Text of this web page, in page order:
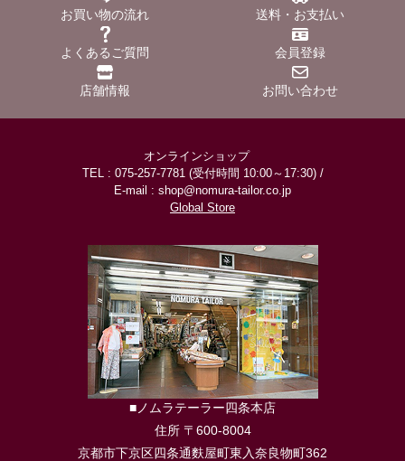
お買い物の流れ 送料・お支払い
よくあるご質問 会員登録
店舗情報 お問い合わせ
オンラインショップ
TEL : 075-257-7781 (受付時間 10:00～17:30) /
E-mail : shop@nomura-tailor.co.jp
Global Store
■ノムラテーラー四条本店
住所 〒600-8004
京都市下京区四条通麩屋町東入奈良物町362